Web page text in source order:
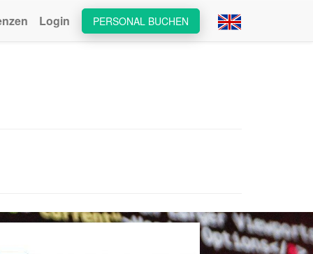
PERSONAL BUCHEN
Login